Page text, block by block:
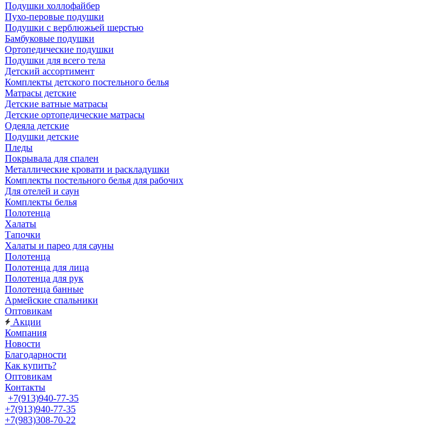
Подушки холлофайбер
Пухо-перовые подушки
Подушки с верблюжьей шерстью
Бамбуковые подушки
Ортопедические подушки
Подушки для всего тела
Детский ассортимент
Комплекты детского постельного белья
Матрасы детские
Детские ватные матрасы
Детские ортопедические матрасы
Одеяла детские
Подушки детские
Пледы
Покрывала для спален
Металлические кровати и раскладушки
Комплекты постельного белья для рабочих
Для отелей и саун
Комплекты белья
Полотенца
Халаты
Тапочки
Халаты и парео для сауны
Полотенца
Полотенца для лица
Полотенца для рук
Полотенца банные
Армейские спальники
Оптовикам
Акции
Компания
Новости
Благодарности
Как купить?
Оптовикам
Контакты
+7(913)940-77-35
+7(913)940-77-35
+7(983)308-70-22